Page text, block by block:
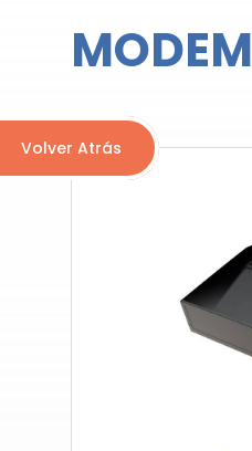
MODEM
Volver Atrás